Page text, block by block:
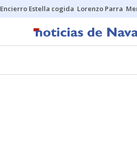
Encierro Estella cogida Lorenzo Parra